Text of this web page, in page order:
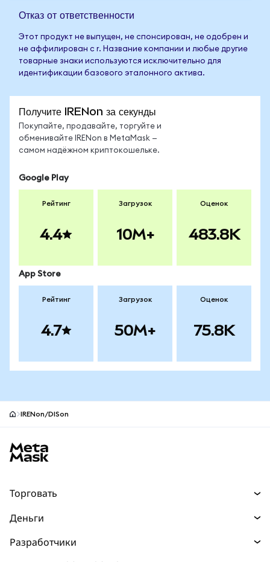
Отказ от ответственности
Этот продукт не выпущен, не спонсирован, не одобрен и
не аффилирован с r. Название компании и любые другие
товарные знаки используются исключительно для
идентификации базового эталонного актива.
Получите IRENon за секунды
Покупайте, продавайте, торгуйте и
обменивайте IRENon в MetaMask —
самом надёжном криптокошельке.
Google Play
Рейтинг
4.4
Загрузок
10M+
Оценок
483.8K
App Store
Рейтинг
4.7
Загрузок
50M+
Оценок
75.8K
IRENon/DISon
Торговать
Прогнозы
Деньги
Разработчики